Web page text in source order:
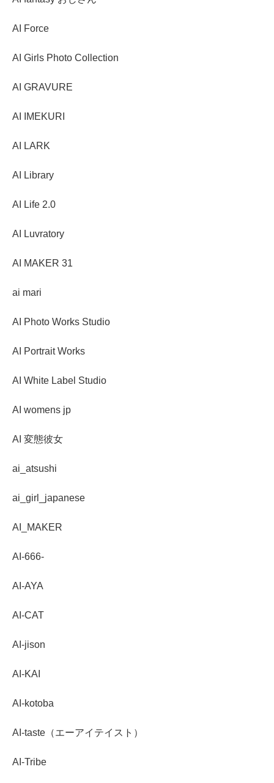
AI Force
AI Girls Photo Collection
AI GRAVURE
AI IMEKURI
AI LARK
AI Library
AI Life 2.0
AI Luvratory
AI MAKER 31
ai mari
AI Photo Works Studio
AI Portrait Works
AI White Label Studio
AI womens jp
AI 変態彼女
ai_atsushi
ai_girl_japanese
AI_MAKER
AI-666-
AI-AYA
AI-CAT
AI-jison
AI-KAI
AI-kotoba
AI-taste（エーアイテイスト）
AI-Tribe